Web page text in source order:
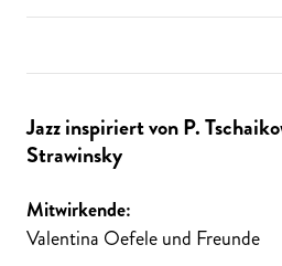
Jazz inspiriert von P.
Strawinsky
Mitwirkende:
Valentina Oefele und Freunde